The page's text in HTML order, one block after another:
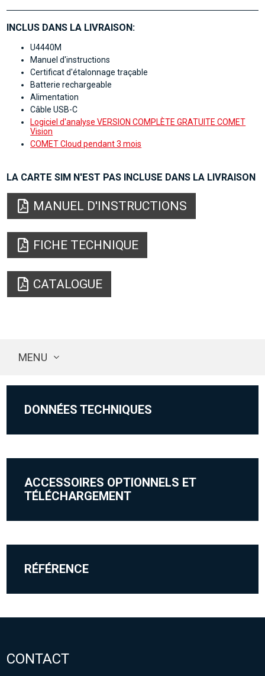
INCLUS DANS LA LIVRAISON:
U4440M
Manuel d'instructions
Certificat d'étalonnage traçable
Batterie rechargeable
Alimentation
Câble USB-C
Logiciel d'analyse VERSION COMPLÈTE GRATUITE COMET
Vision
COMET Cloud pendant 3 mois
LA CARTE SIM N'EST PAS INCLUSE DANS LA LIVRAISON
MANUEL D'INSTRUCTIONS
FICHE TECHNIQUE
CATALOGUE
MENU
DONNÉES TECHNIQUES
ACCESSOIRES OPTIONNELS ET
TÉLÉCHARGEMENT
RÉFÉRENCE
CONTACT